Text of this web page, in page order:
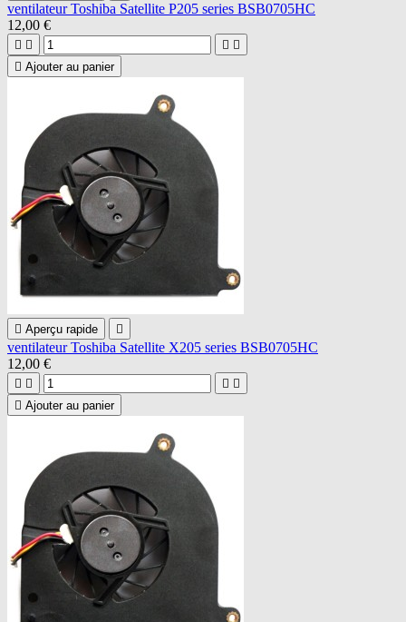
ventilateur Toshiba Satellite P205 series BSB0705HC
12,00 €
   
 Ajouter au panier
 Aperçu rapide 
ventilateur Toshiba Satellite X205 series BSB0705HC
12,00 €
   
 Ajouter au panier